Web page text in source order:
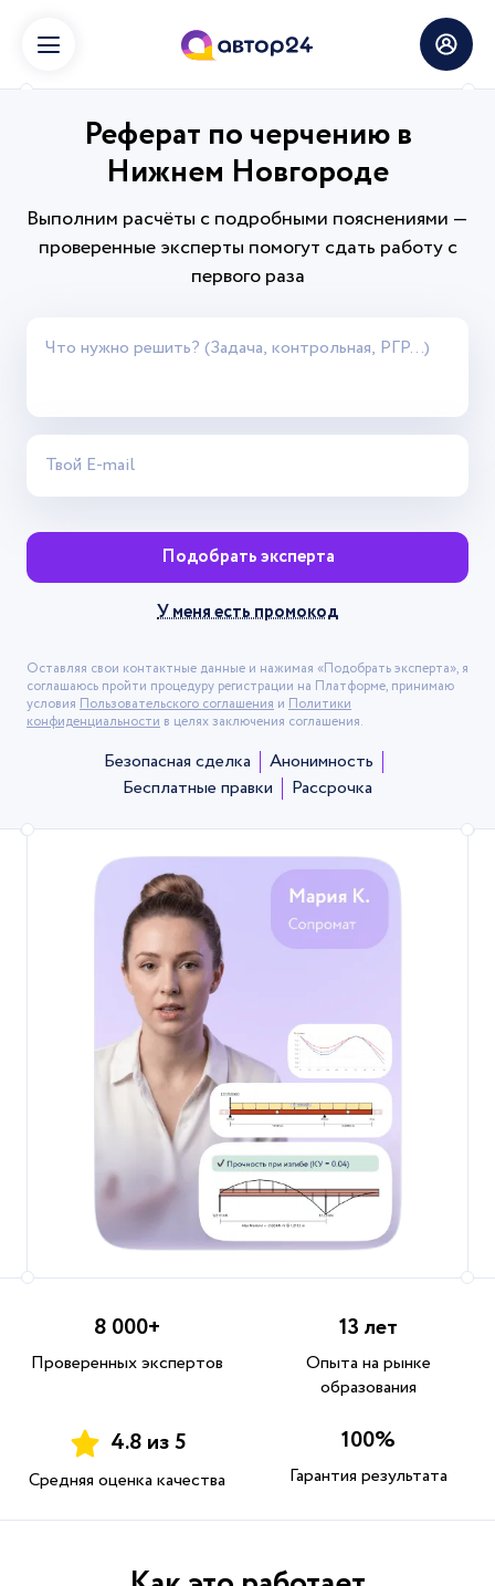
Реферат по черчению в
Нижнем Новгороде
Выполним расчёты с подробными пояснениями —
проверенные эксперты помогут сдать работу с
первого раза
У меня есть промокод
Подобрать эксперта
Оставляя свои контактные данные и нажимая «Подобрать эксперта», я
соглашаюсь пройти процедуру регистрации на Платформе, принимаю
условия Пользовательского соглашения и Политики
конфиденциальности в целях заключения соглашения.
Безопасная сделка
Анонимность
Бесплатные правки
Рассрочка
8 000+
Проверенных экспертов
13 лет
Опыта на рынке
образования
4.8 из 5
Средняя оценка качества
100%
Гарантия результата